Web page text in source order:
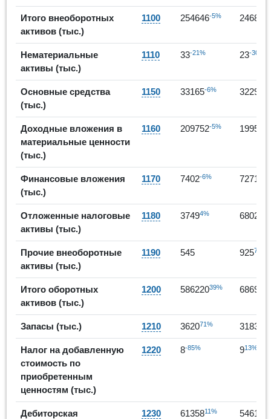
Итого внеоборотных
активов (тыс.)
1100 254646-5% 246885
Нематериальные
активы (тыс.)
1110 33-21% 23-30%
Основные средства
(тыс.)
1150 33165-6% 32295
Доходные вложения в
материальные ценности
(тыс.)
1160 209752-5% 199569
Финансовые вложения
(тыс.)
1170 7402-6% 7271
Отложенные налоговые
активы (тыс.)
1180 37494% 6802
Прочие внеоборотные
активы (тыс.)
1190 545 92570%
Итого оборотных
активов (тыс.)
1200 58622039% 686996
Запасы (тыс.) 1210 362071% 3183
Налог на добавленную
стоимость по
приобретенным
ценностям (тыс.)
1220 8-85% 913%
Дебиторская 1230 6135811% 54618